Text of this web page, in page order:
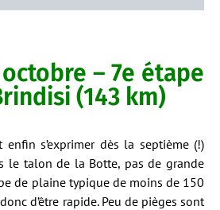
– 7e étape
(143 km)
enfin s’exprimer dès la septième (!)
le talon de la Botte, pas de grande
de plaine typique de moins de 150
d’être rapide. Peu de pièges sont